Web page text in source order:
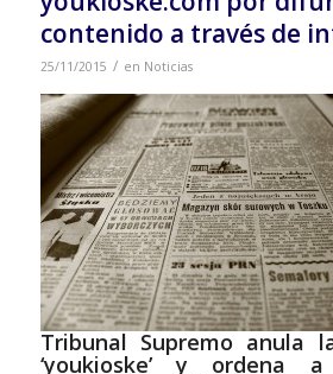
contenido a través de
25/11/2015 / en Noticias
Tribunal Supremo anula
‘youkioske’ y ordena